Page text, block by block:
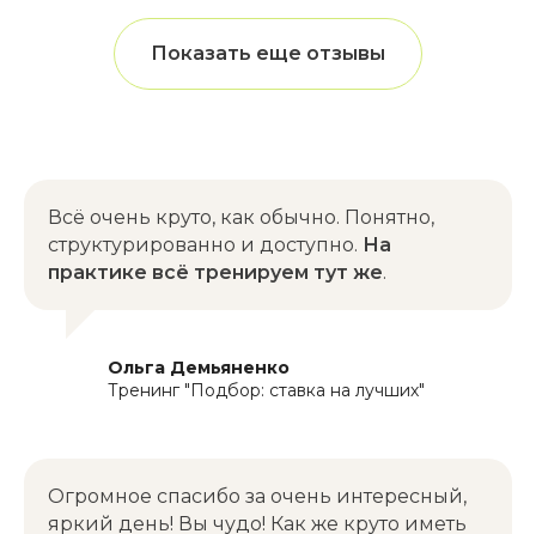
Показать еще отзывы
Всё очень круто, как обычно. Понятно,
структурированно и доступно. На
практике всё тренируем тут же.
Ольга Демьяненко
Тренинг "Подбор: ставка на лучших"
Огромное спасибо за очень интересный,
яркий день! Вы чудо! Как же круто иметь
Скачать резюме в PDF
Константин Реутов
РЕЗЮМЕ
Скачать резюме в PDF